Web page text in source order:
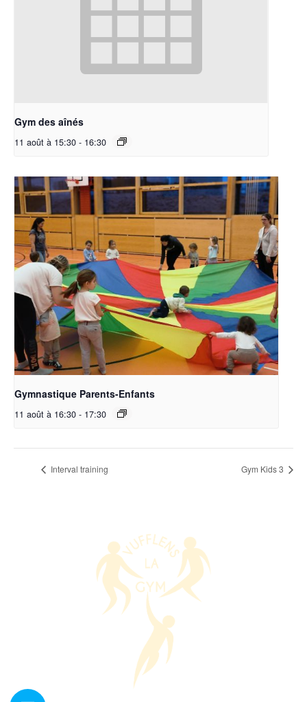
Gym des aînés
11 août à 15:30 - 16:30
Gymnastique Parents-Enfants
11 août à 16:30 - 17:30
Interval training Gym Kids 3